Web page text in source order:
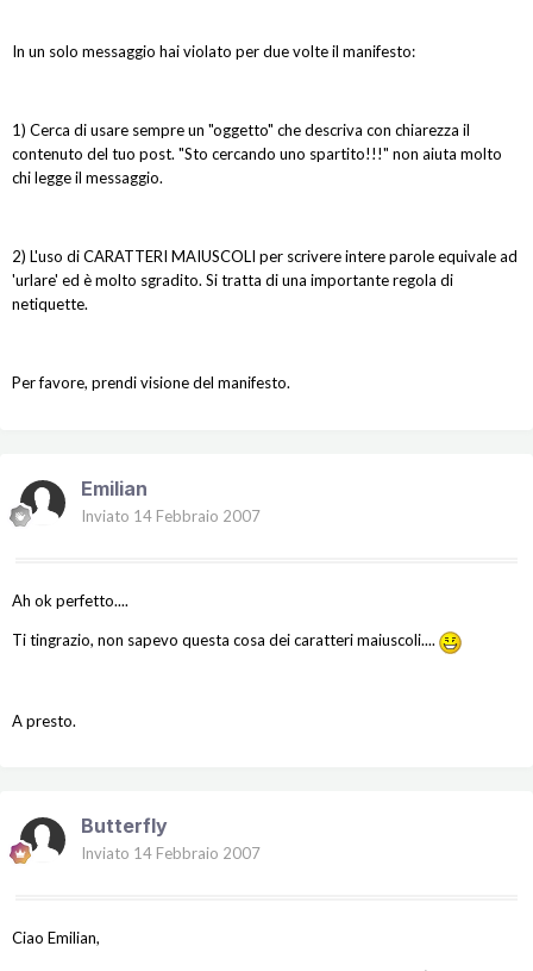
In un solo messaggio hai violato per due volte il manifesto:
1) Cerca di usare sempre un "oggetto" che descriva con chiarezza il
contenuto del tuo post. "Sto cercando uno spartito!!!" non aiuta molto
chi legge il messaggio.
2) L'uso di CARATTERI MAIUSCOLI per scrivere intere parole equivale ad
'urlare' ed è molto sgradito. Si tratta di una importante regola di
netiquette.
Per favore, prendi visione del manifesto.
Emilian
Inviato 14 Febbraio 2007
Ah ok perfetto....
Ti tingrazio, non sapevo questa cosa dei caratteri maiuscoli....
A presto.
Butterfly
Inviato 14 Febbraio 2007
Ciao Emilian,